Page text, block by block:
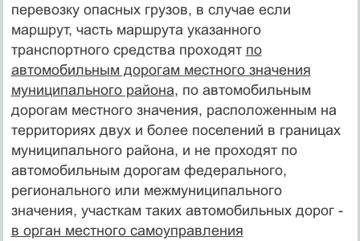
перевозку опасных грузов, в случае если
маршрут, часть маршрута указанного
транспортного средства проходят по
автомобильным дорогам местного значения
муниципального района, по автомобильным
дорогам местного значения, расположенным на
территориях двух и более поселений в границах
муниципального района, и не проходят по
автомобильным дорогам федерального,
регионального или межмуниципального
значения, участкам таких автомобильных дорог -
в орган местного самоуправления